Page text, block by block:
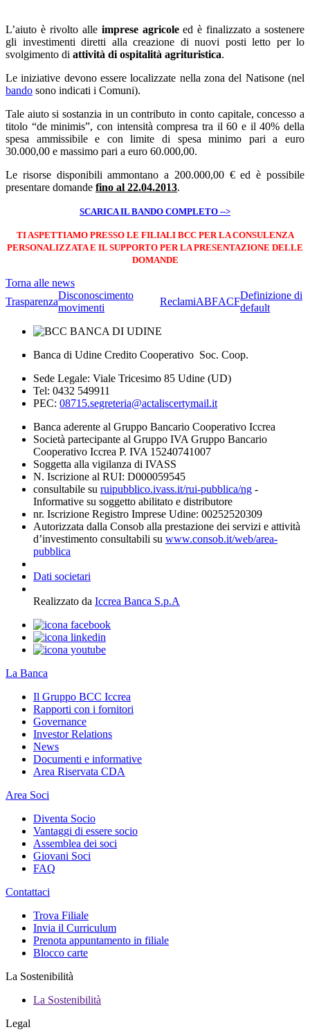
L’aiuto è rivolto alle imprese agricoleed è finalizzato a sostenere
gli investimenti diretti alla creazione di nuovi posti letto per lo
svolgimento di attività di ospitalità agrituristica.
Le iniziative devono essere localizzate nella zona del Natisone (nel
bando sono indicati i Comuni).
Tale aiuto si sostanzia in un contributo in conto capitale, concesso a
titolo “de minimis”, con intensità compresa tra il 60 e il 40% della
spesa ammissibile e con limite di spesa minimo pari a euro
30.000,00 e massimo pari a euro 60.000,00.
Le risorse disponibili ammontano a 200.000,00 € ed è possibile
presentare domande fino al 22.04.2013.
SCARICA IL BANDO COMPLETO -->
TI ASPETTIAMO PRESSO LE FILIALI BCC PER LA CONSULENZA
PERSONALIZZATA E IL SUPPORTO PER LA PRESENTAZIONE DELLE
DOMANDE
Torna alle news
Trasparenza
Disconoscimento
movimenti
ReclamiABFACF
Definizione di
default
Banca di Udine Credito Cooperativo Soc. Coop.
Sede Legale: Viale Tricesimo 85 Udine (UD)
Tel: 0432 549911
PEC: 08715.segreteria@actaliscertymail.it
Banca aderente al Gruppo Bancario Cooperativo Iccrea
Società partecipante al Gruppo IVA Gruppo Bancario
Cooperativo Iccrea P. IVA 15240741007
Soggetta alla vigilanza di IVASS
N. Iscrizione al RUI: D000059545
consultabile su ruipubblico.ivass.it/rui-pubblica/ng -
Informative su soggetto abilitato e distributore
nr. Iscrizione Registro Imprese Udine: 00252520309
Autorizzata dalla Consob alla prestazione dei servizi e attività
d’investimento consultabili su www.consob.it/web/area-
pubblica
Dati societari
Realizzato da Iccrea Banca S.p.A
La Banca
Il Gruppo BCC Iccrea
Rapporti con i fornitori
Governance
Investor Relations
News
Documenti e informative
Area Riservata CDA
Area Soci
Diventa Socio
Vantaggi di essere socio
Assemblea dei soci
Giovani Soci
FAQ
Contattaci
Trova Filiale
Invia il Curriculum
Prenota appuntamento in filiale
Blocco carte
La Sostenibilità
La Sostenibilità
Legal